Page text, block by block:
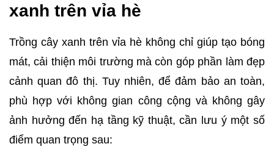
xanh trên vỉa hè
Trồng cây xanh trên vỉa hè không chỉ giúp tạo bóng
mát, cải thiện môi trường mà còn góp phần làm đẹp
cảnh quan đô thị. Tuy nhiên, để đảm bảo an toàn,
phù hợp với không gian công cộng và không gây
ảnh hưởng đến hạ tầng kỹ thuật, cần lưu ý một số
điểm quan trọng sau: